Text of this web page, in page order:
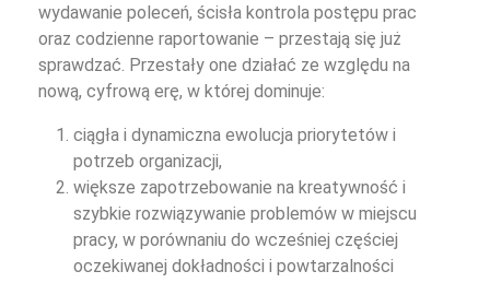
wydawanie poleceń, ścisła kontrola postępu prac
oraz codzienne raportowanie – przestają się już
sprawdzać. Przestały one działać ze względu na
nową, cyfrową erę, w której dominuje:
ciągła i dynamiczna ewolucja priorytetów i
potrzeb organizacji,
większe zapotrzebowanie na kreatywność i
szybkie rozwiązywanie problemów w miejscu
pracy, w porównaniu do wcześniej częściej
oczekiwanej dokładności i powtarzalności